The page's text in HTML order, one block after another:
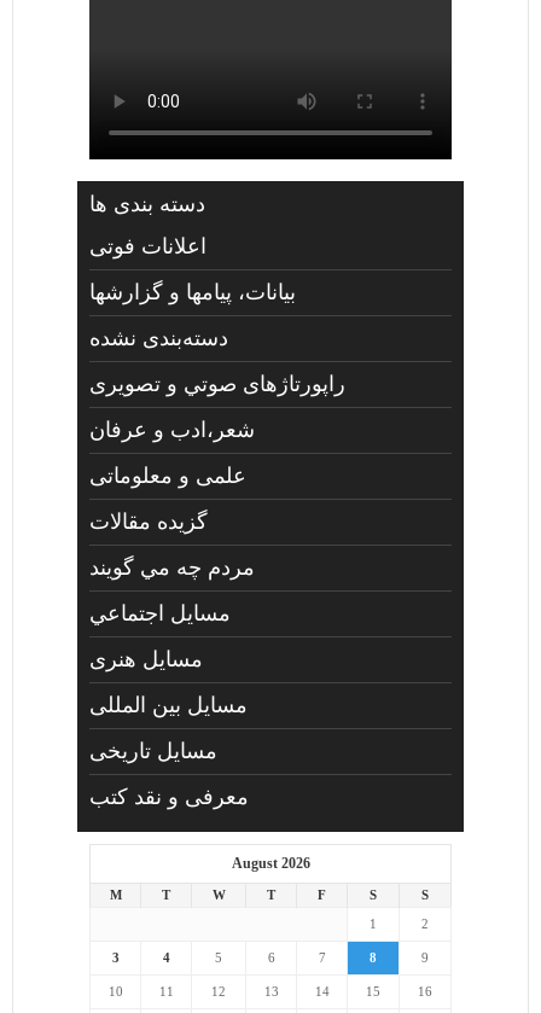
دسته بندی ها
اعلانات فوتی
بیانات، پیامها و گزارشها
دسته‌بندی نشده
راپورتاژهای صوتي و تصويری
شعر،ادب و عرفان
علمی و معلوماتی
گزیده مقالات
مردم چه مي گويند
مسايل اجتماعي
مسايل هنری
مسایل بین المللی
مسایل تاریخی
معرفی و نقد کتب
August 2026
M T W T F S
S
1
2
3 4 5 6 7 8 9
10 11 12 13 14 15 16